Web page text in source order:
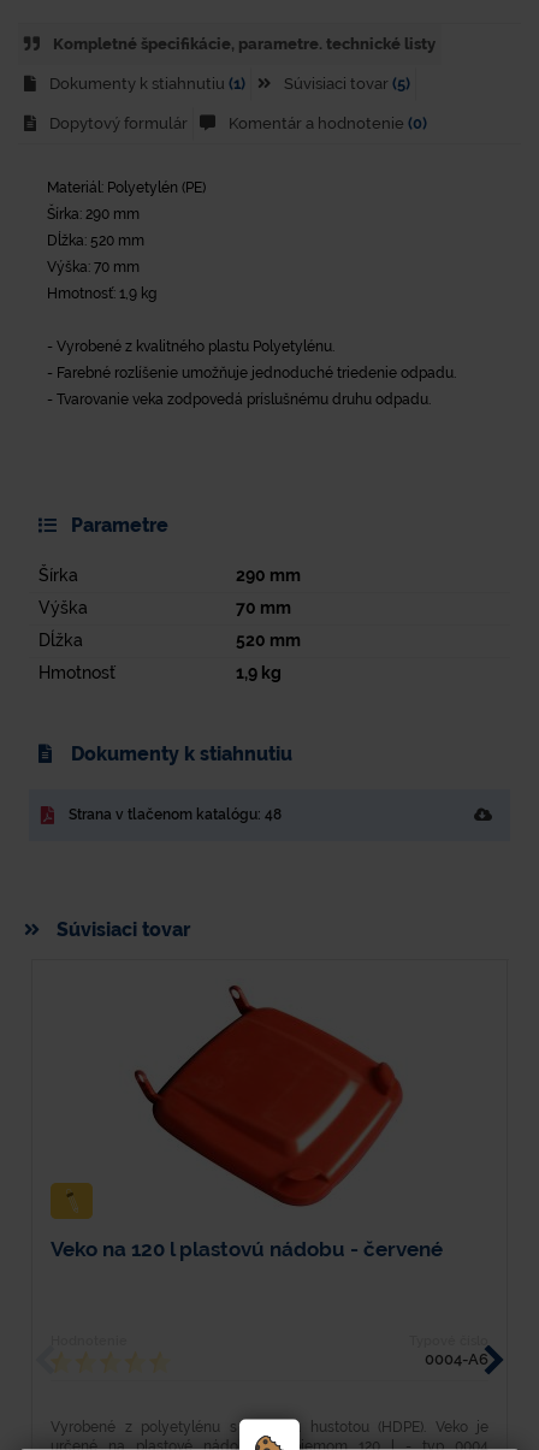
Kompletné špecifikácie, parametre. technické listy
Dokumenty k stiahnutiu (1) Súvisiaci tovar (5)
Dopytový formulár Komentár a hodnotenie (0)
Materiál: Polyetylén (PE)
Šírka: 290 mm
Dĺžka: 520 mm
Výška: 70 mm
Hmotnosť: 1,9 kg
- Vyrobené z kvalitného plastu Polyetylénu.
- Farebné rozlíšenie umožňuje jednoduché triedenie odpadu.
- Tvarovanie veka zodpovedá príslušnému druhu odpadu.
Parametre
Šírka 290 mm
Výška
70 mm
Dĺžka
520 mm
Hmotnosť
1,9kg
Dokumenty k stiahnutiu
Strana v tlačenom katalógu: 48
Súvisiaci tovar
Veko na 120 l plastovú nádobu - červené
0004-A6
Vyrobené z polyetylénu s vysokou hustotou (HDPE). Veko je
určené na plastové nádoby s objemom 120 l - typ 0004